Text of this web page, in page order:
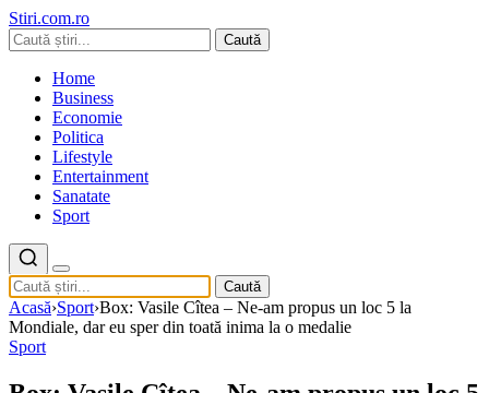
Stiri.com.ro
Caută
Home
Business
Economie
Politica
Lifestyle
Entertainment
Sanatate
Sport
Caută
Acasă›Sport›Box: Vasile Cîtea – Ne-am propus un loc 5 la
Mondiale, dar eu sper din toată inima la o medalie
Sport